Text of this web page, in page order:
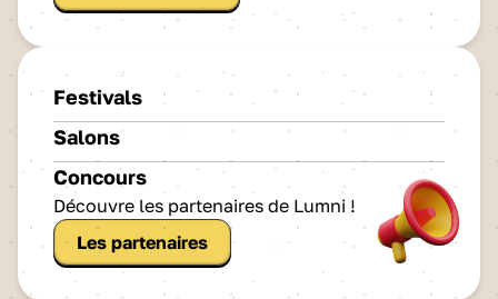
Festivals
Salons
Concours
Découvre les partenaires de Lumni !
Les partenaires